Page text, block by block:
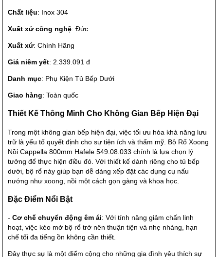
Chất liệu: Inox 304
Xuất xứ công nghệ: Đức
Xuất xứ: Chính Hãng
Giá niêm yết: 2.339.091 đ
Danh mục: Phụ Kiện Tủ Bếp Dưới
Giao hàng: Toàn quốc
Thiết Kế Thông Minh Cho Không Gian Bếp Hiện Đại
Trong một không gian bếp hiện đại, việc tối ưu hóa khả năng lưu
trữ là yếu tố quyết định cho sự tiện ích và thẩm mỹ. Bộ Rổ Xoong
Nồi Cappella 800mm Hafele 549.08.033 chính là lựa chọn lý
tưởng để thực hiện điều đó. Với thiết kế dành riêng cho tủ bếp
dưới, bộ rổ này giúp bạn dễ dàng xếp đặt các dụng cụ nấu
nướng như xoong, nồi một cách gọn gàng và khoa học.
Đặc Điểm Nổi Bật
- Cơ chế chuyển động êm ái: Với tính năng giảm chấn linh
hoạt, việc kéo mở bộ rổ trở nên thuận tiện và nhẹ nhàng, hạn
chế tối đa tiếng ồn không cần thiết.
Đây thực sự là một điểm cộng cho những gia đình yêu thích sự